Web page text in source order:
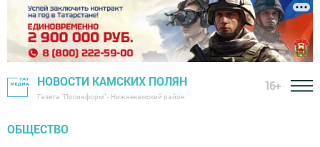
НОВОСТИ КАМСКИХ ПОЛЯН
Газета "Посинформ" - Нижнекамский район
16+
ОБЩЕСТВО